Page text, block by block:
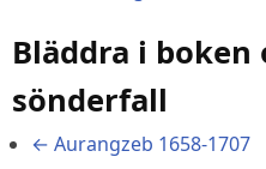
Bläddra i
sönderfall
← Aurangzeb 1658-1707